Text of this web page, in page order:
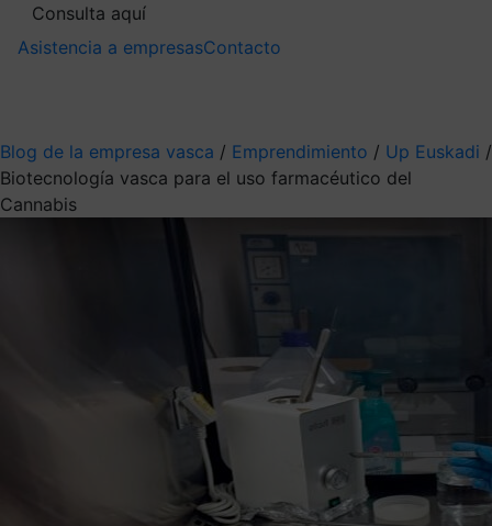
Consulta aquí
Asistencia a empresasContacto
Blog de la empresa vasca / Emprendimiento / Up Euskadi /
Biotecnología vasca para el uso farmacéutico del
Cannabis